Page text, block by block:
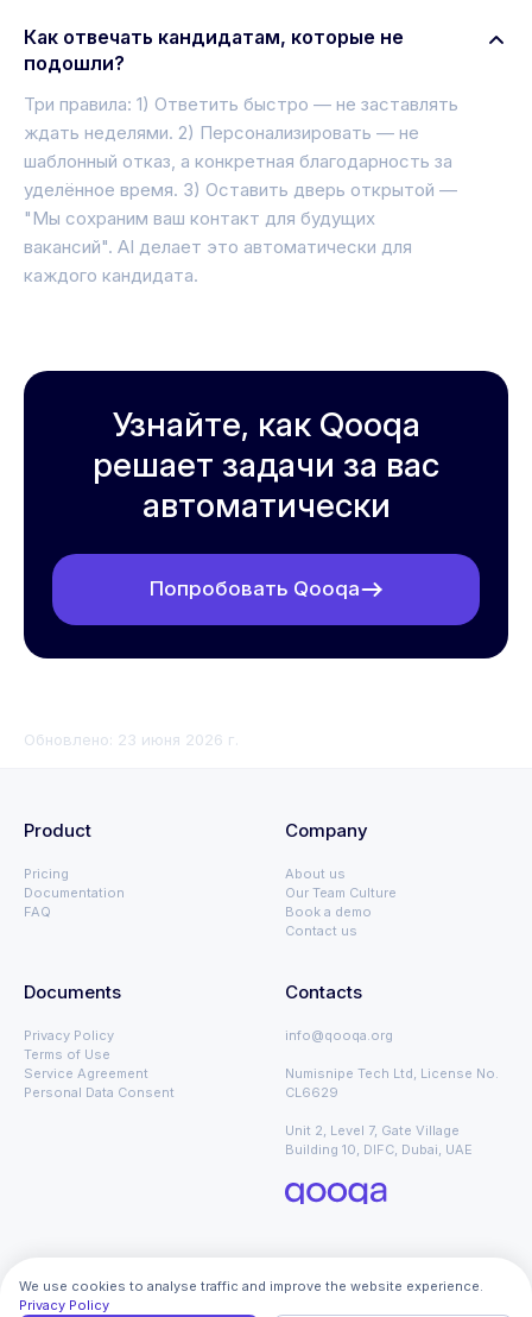
Как отвечать кандидатам, которые не
подошли?
Три правила: 1) Ответить быстро — не заставлять
ждать неделями. 2) Персонализировать — не
шаблонный отказ, а конкретная благодарность за
уделённое время. 3) Оставить дверь открытой —
"Мы сохраним ваш контакт для будущих
вакансий". AI делает это автоматически для
каждого кандидата.
Узнайте, как Qooqa
решает задачи за вас
автоматически
Попробовать Qooqa
Обновлено: 23 июня 2026 г.
Product
Pricing
Documentation
FAQ
Company
About us
Our Team Culture
Book a demo
Contact us
Documents
Privacy Policy
Terms of Use
Service Agreement
Personal Data Consent
Contacts
info@qooqa.org
Numisnipe Tech Ltd, License No.
CL6629
Unit 2, Level 7, Gate Village
Building 10, DIFC, Dubai, UAE
Copyright © 2026 qoo.qa. All Rights Global – 🇬🇧 English
We use cookies to analyse traffic and improve the website experience.
Privacy Policy